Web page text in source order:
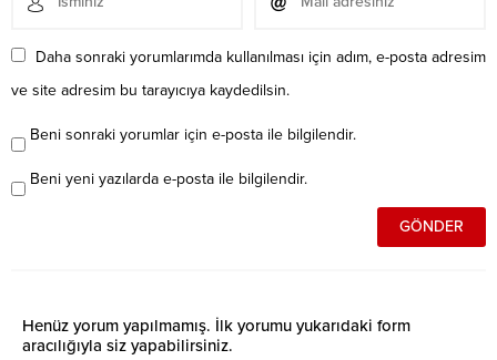
Daha sonraki yorumlarımda kullanılması için adım, e-posta adresim
ve site adresim bu tarayıcıya kaydedilsin.
Beni sonraki yorumlar için e-posta ile bilgilendir.
Beni yeni yazılarda e-posta ile bilgilendir.
Henüz yorum yapılmamış. İlk yorumu yukarıdaki form
aracılığıyla siz yapabilirsiniz.